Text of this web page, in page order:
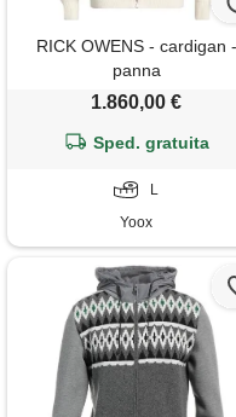
RICK OWENS - cardigan -
panna
1.860,00 €
Sped. gratuita
L
Yoox